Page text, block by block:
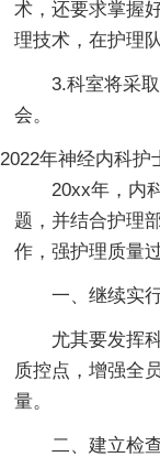
术，还要求掌握
理技术，在护理
3.科室将采
会。
2022年神经内科护
20xx年，内
题，并结合护理
作，强护理质量
一、继续实
尤其要发挥
质控点，增强全
量。
二、建立检